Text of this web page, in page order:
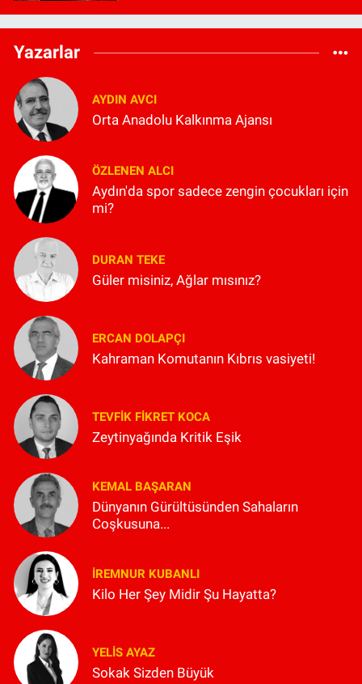
Yazarlar
AYDIN AVCI
Orta Anadolu Kalkınma Ajansı
ÖZLENEN ALCI
Aydın'da spor sadece zengin çocukları için
mi?
DURAN TEKE
Güler misiniz, Ağlar mısınız?
ERCAN DOLAPÇI
Kahraman Komutanın Kıbrıs vasiyeti!
TEVFIK FIKRET KOCA
Zeytinyağında Kritik Eşik
KEMAL BAŞARAN
Dünyanın Gürültüsünden Sahaların
Coşkusuna...
İREMNUR KUBANLI
Kilo Her Şey Midir Şu Hayatta?
YELIS AYAZ
Sokak Sizden Büyük